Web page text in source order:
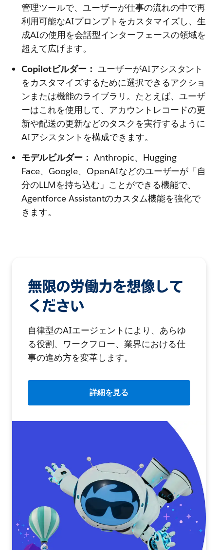
管理ツールで、ユーザーが仕事の流れの中で再
利用可能なAIプロンプトをカスタマイズし、生
成AIの使用を会話型インターフェースの領域を
超えて広げます。
Copilotビルダー： ユーザーがAIアシスタント
をカスタマイズするために選択できるアクショ
ンまたは機能のライブラリ。たとえば、ユーザ
ーはこれを使用して、アカウントレコードの更
新や配送の更新などのタスクを実行するように
AIアシスタントを構成できます。
モデルビルダー： Anthropic、Hugging
Face、Google、OpenAIなどのユーザーが「自
分のLLMを持ち込む」ことができる機能で、
Agentforce Assistantのカスタム機能を強化で
きます。
無限の労働力を想像して
ください
自律型のAIエージェントにより、あらゆ
る役割、ワークフロー、業界における仕
事の進め方を変革します。
詳細を見る